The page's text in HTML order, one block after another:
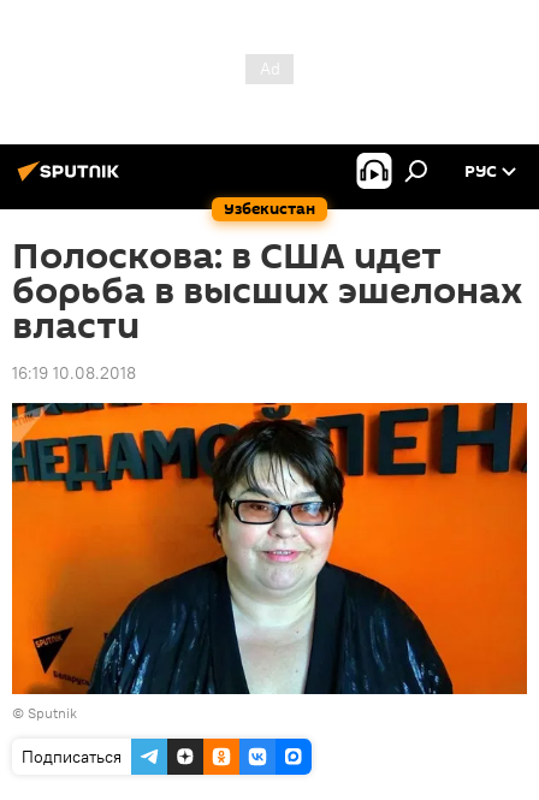
Узбекистан
РУС
Полоскова: в США идет
борьба в высших эшелонах
власти
16:19 10.08.2018
© Sputnik
Подписаться